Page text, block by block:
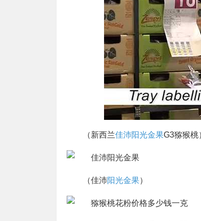
（新西兰佳沛阳光金果G3猕猴桃
（佳沛阳光金果）